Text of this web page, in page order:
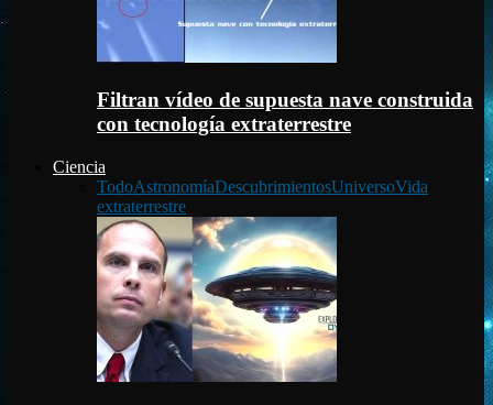
Filtran vídeo de supuesta nave construida
con tecnología extraterrestre
Ciencia
TodoAstronomíaDescubrimientosUniversoVida
extraterrestre